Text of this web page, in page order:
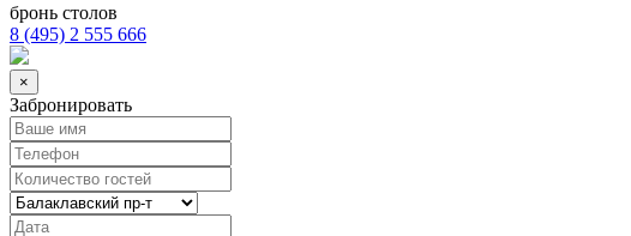
бронь столов
8 (495) 2 555 666
×
Забронировать